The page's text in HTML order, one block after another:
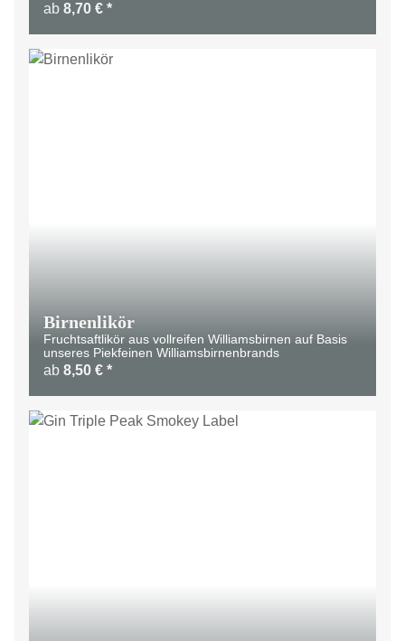
ab 8,70 € *
Birnenlikör
Fruchtsaftlikör aus vollreifen Williamsbirnen auf Basis
unseres Piekfeinen Williamsbirnenbrands
ab 8,50 € *